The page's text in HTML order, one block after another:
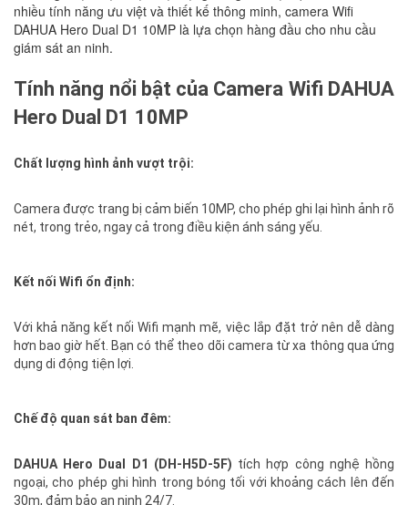
nhiều tính năng ưu việt và thiết kế thông minh, camera Wifi
DAHUA Hero Dual D1 10MP là lựa chọn hàng đầu cho nhu cầu
giám sát an ninh.
Tính năng nổi bật của Camera Wifi DAHUA
Hero Dual D1 10MP
Chất lượng hình ảnh vượt trội:
Camera được trang bị cảm biến 10MP, cho phép ghi lại hình ảnh rõ
nét, trong trẻo, ngay cả trong điều kiện ánh sáng yếu.
Kết nối Wifi ổn định:
Với khả năng kết nối Wifi mạnh mẽ, việc lắp đặt trở nên dễ dàng
hơn bao giờ hết. Bạn có thể theo dõi camera từ xa thông qua ứng
dụng di động tiện lợi.
Chế độ quan sát ban đêm:
DAHUA Hero Dual D1 (DH-H5D-5F) tích hợp công nghệ hồng
ngoại, cho phép ghi hình trong bóng tối với khoảng cách lên đến
30m, đảm bảo an ninh 24/7.